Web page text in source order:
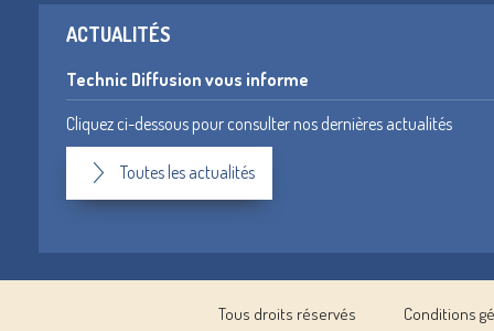
ACTUALITÉS
Technic Diffusion vous informe
Cliquez ci-dessous pour consulter nos dernières actualités
Toutes les actualités
Tous droits réservés Conditions